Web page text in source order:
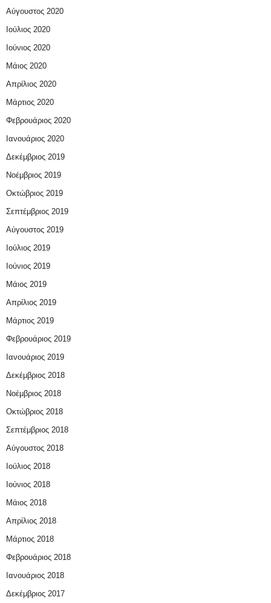
Αύγουστος 2020
Ιούλιος 2020
Ιούνιος 2020
Μάιος 2020
Απρίλιος 2020
Μάρτιος 2020
Φεβρουάριος 2020
Ιανουάριος 2020
Δεκέμβριος 2019
Νοέμβριος 2019
Οκτώβριος 2019
Σεπτέμβριος 2019
Αύγουστος 2019
Ιούλιος 2019
Ιούνιος 2019
Μάιος 2019
Απρίλιος 2019
Μάρτιος 2019
Φεβρουάριος 2019
Ιανουάριος 2019
Δεκέμβριος 2018
Νοέμβριος 2018
Οκτώβριος 2018
Σεπτέμβριος 2018
Αύγουστος 2018
Ιούλιος 2018
Ιούνιος 2018
Μάιος 2018
Απρίλιος 2018
Μάρτιος 2018
Φεβρουάριος 2018
Ιανουάριος 2018
Δεκέμβριος 2017